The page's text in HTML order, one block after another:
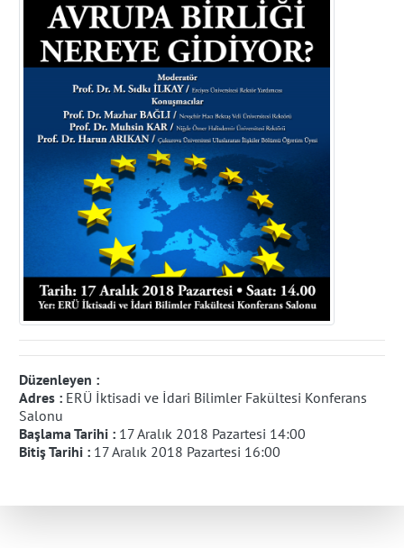
Düzenleyen :
Adres : ERÜ İktisadi ve İdari Bilimler Fakültesi Konferans
Salonu
Başlama Tarihi : 17 Aralık 2018 Pazartesi 14:00
Bitiş Tarihi : 17 Aralık 2018 Pazartesi 16:00